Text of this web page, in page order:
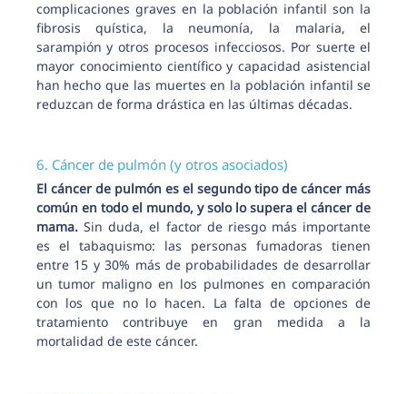
complicaciones graves en la población infantil son la
fibrosis quística, la neumonía, la malaria, el
sarampión y otros procesos infecciosos. Por suerte el
mayor conocimiento científico y capacidad asistencial
han hecho que las muertes en la población infantil se
reduzcan de forma drástica en las últimas décadas.
6. Cáncer de pulmón (y otros asociados)
El cáncer de pulmón es el segundo tipo de cáncer más
común en todo el mundo, y solo lo supera el cáncer de
mama.Sin duda, el factor de riesgo más importante
es el tabaquismo: las personas fumadoras tienen
entre 15 y 30% más de probabilidades de desarrollar
un tumor maligno en los pulmones en comparación
con los que no lo hacen. La falta de opciones de
tratamiento contribuye en gran medida a la
mortalidad de este cáncer.